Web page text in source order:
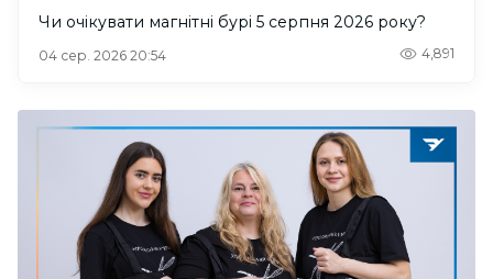
Чи очікувати магнітні бурі 5 серпня 2026 року?
04 сер. 2026 20:54 4,891